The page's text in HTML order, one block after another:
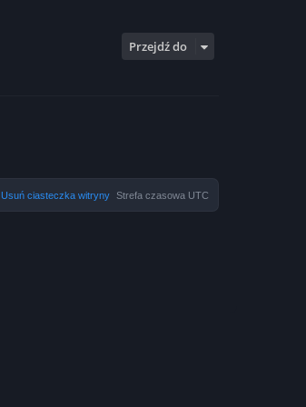
Przejdź do
Strefa czasowa UTC
Usuń ciasteczka witryny